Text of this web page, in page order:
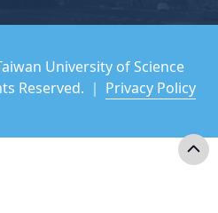
University of Science
Reserved. ｜ Privacy Policy